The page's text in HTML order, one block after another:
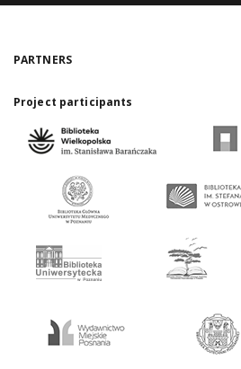
PARTNERS
Project participants